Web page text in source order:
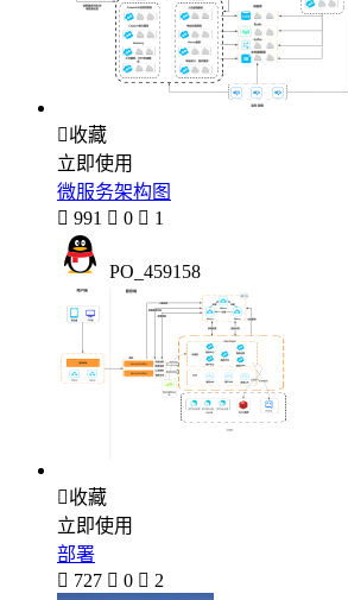
收藏
立即使用
微服务架构图
 991  0  1
PO_459158
收藏
立即使用
部署
 727  0  2